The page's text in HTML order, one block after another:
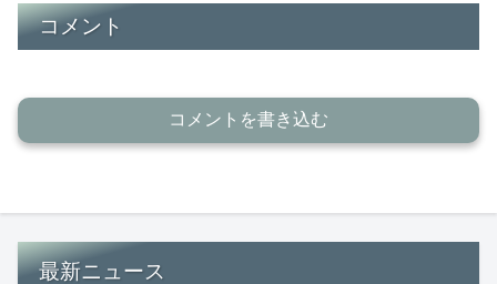
コメント
コメントを書き込む
最新ニュース